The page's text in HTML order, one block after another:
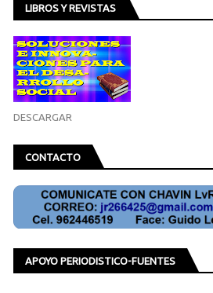
LIBROS Y REVISTAS
DESCARGAR
CONTACTO
APOYO PERIODISTICO-FUENTES